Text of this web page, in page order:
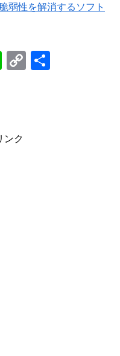
弱性を解消するソフト
Li C
ンク